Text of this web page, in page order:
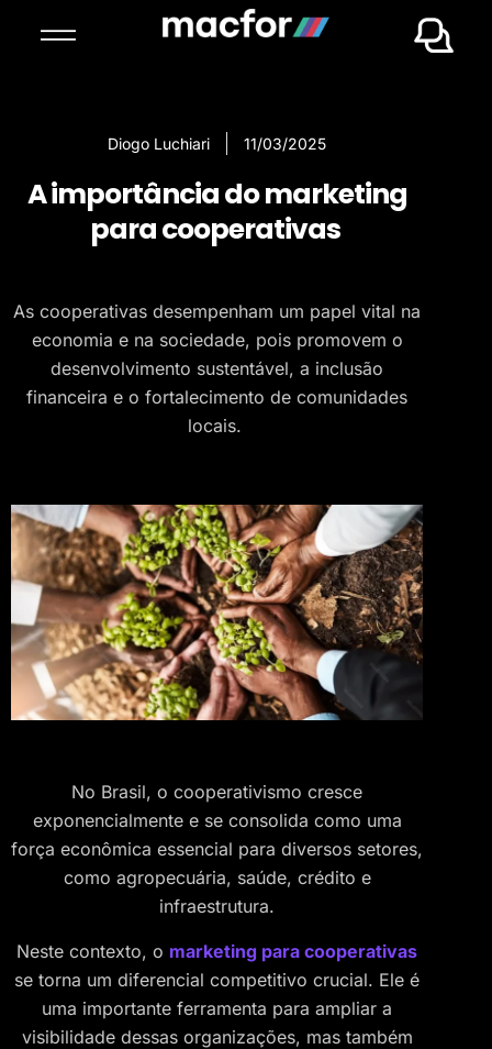
Diogo Luchiari 11/03/2025
A importância do marketing
para cooperativas
As cooperativas desempenham um papel vital na
economia e na sociedade, pois promovem o
desenvolvimento sustentável, a inclusão
financeira e o fortalecimento de comunidades
locais.
No Brasil, o cooperativismo cresce
exponencialmente e se consolida como uma
força econômica essencial para diversos setores,
como agropecuária, saúde, crédito e
infraestrutura.
Neste contexto, o marketing para cooperativas
se torna um diferencial competitivo crucial. Ele é
uma importante ferramenta para ampliar a
visibilidade dessas organizações, mas também